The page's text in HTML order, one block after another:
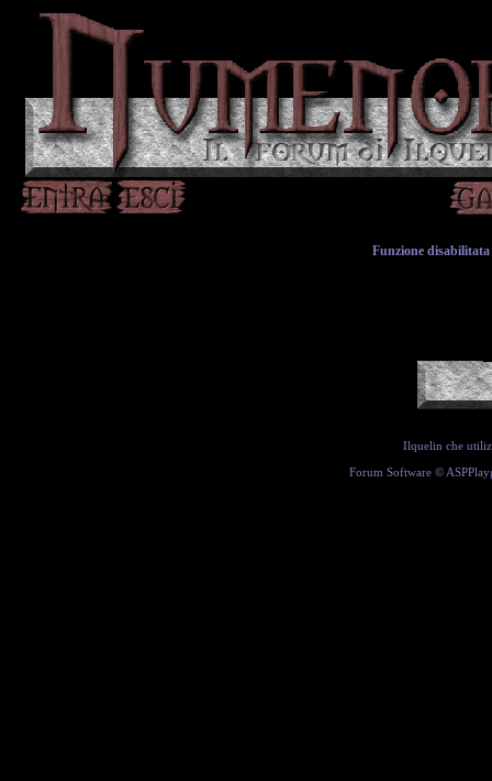
Funzione disabilitata
Ilquelin che
Forum Software ©